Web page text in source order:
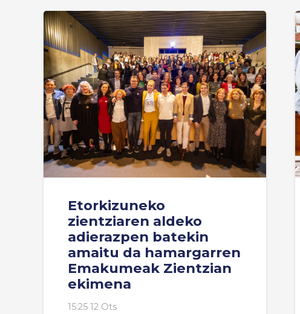
Etorkizuneko
zientziaren aldeko
adierazpen batekin
amaitu da hamargarren
Emakumeak Zientzian
ekimena
15:25 12 Ots